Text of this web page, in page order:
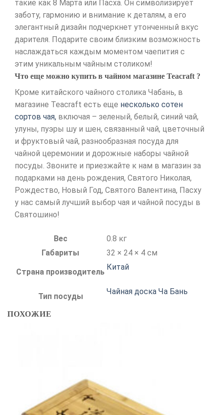
такие как 8 Марта или Пасха. Он символизирует
заботу, гармонию и внимание к деталям, а его
элегантный дизайн подчеркнет утонченный вкус
дарителя. Подарите своим близким возможность
наслаждаться каждым моментом чаепития с
этим уникальным чайным столиком!
Что еще можно купить в чайном магазине Teacraft ?
Кроме китайского чайного столика Чабань, в
магазине Teacraft есть еще несколько сотен
сортов чая, включая – зеленый, белый, синий чай,
улуны, пуэры шу и шен, связанный чай, цветочный
и фруктовый чай, разнообразная посуда для
чайной церемонии и дорожные наборы чайной
посуды. Звоните и приезжайте к нам в магазин за
подарками на день рождения, Святого Николая,
Рождество, Новый Год, Святого Валентина, Пасху
у нас самый лучший выбор чая и чайной посуды в
Святошино!
Вес
0.8 кг
Габариты
32 × 24 × 4 см
Страна производитель
Китай
Тип посуды
Чайная доска Ча Бань
ПОХОЖИЕ